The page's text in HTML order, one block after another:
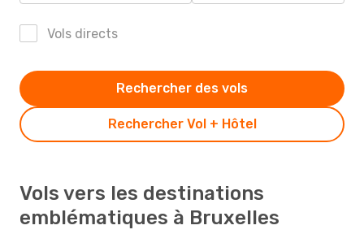
Vols directs
Rechercher Vol + Hôtel
Rechercher des vols
Vols vers les destinations
emblématiques à Bruxelles